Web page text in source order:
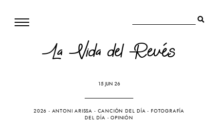
La Vida del Revés
15 JUN 26
2026 - ANTONI ARISSA - CANCIÓN DEL DÍA - FOTOGRAFÍA
DEL DÍA -OPINIÓN